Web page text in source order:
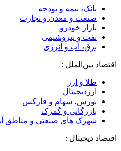
بانک، بیمه و بودجه
صنعت و معدن و تجارت
بازار خودرو
نفت و پتروشیمی
برق، آب و انرژی
اقتصاد بین‌الملل :
طلا و ارز
ارزدیجیتال
بورس، سهام و فارکس
بازرگانی و گمرک
شهرک های صنعتی و مناطق
اقتصاد دیجیتال :